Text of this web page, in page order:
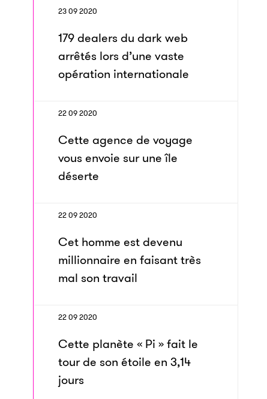
23 09 2020
179 dealers du dark web
arrêtés lors d’une vaste
opération internationale
22 09 2020
Cette agence de voyage
vous envoie sur une île
déserte
22 09 2020
Cet homme est devenu
millionnaire en faisant très
mal son travail
22 09 2020
Cette planète « Pi » fait le
tour de son étoile en 3,14
jours